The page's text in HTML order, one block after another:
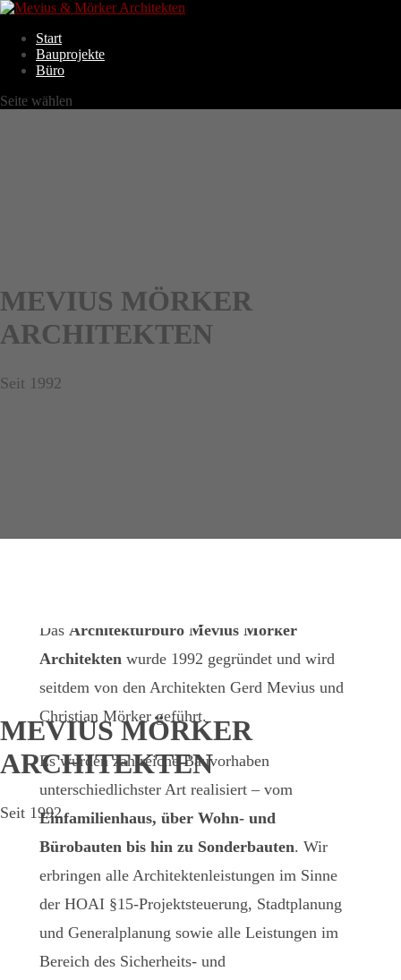
Start
Bauprojekte
Büro
Seite wählen
MEVIUS MÖRKER
ARCHITEKTEN
Seit 1992
MEVIUS MÖRKER
ARCHITEKTEN
Seit 1992
Das Architekturbüro Mevius Mörker
Architektenwurde 1992 gegründet und wird
seitdem von den Architekten Gerd Mevius und
Christian Mörker geführt.
Es wurden zahlreiche Bauvorhaben
unterschiedlichster Art realisiert – vom
Einfamilienhaus, über Wohn- und
Bürobauten bis hin zu Sonderbauten. Wir
erbringen alle Architektenleistungen im Sinne
der HOAI §15-Projektsteuerung, Stadtplanung
und Generalplanung sowie alle Leistungen im
Bereich des Sicherheits- und